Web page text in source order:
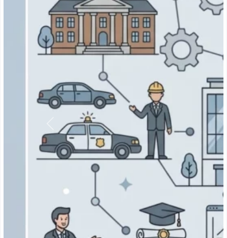
Anterior